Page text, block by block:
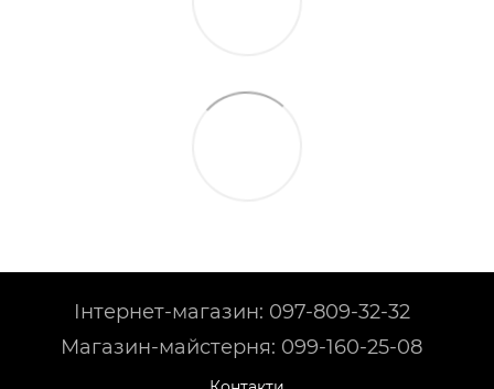
Інтернет-магазин: 097-809-32-32
Магазин-майстерня: 099-160-25-08